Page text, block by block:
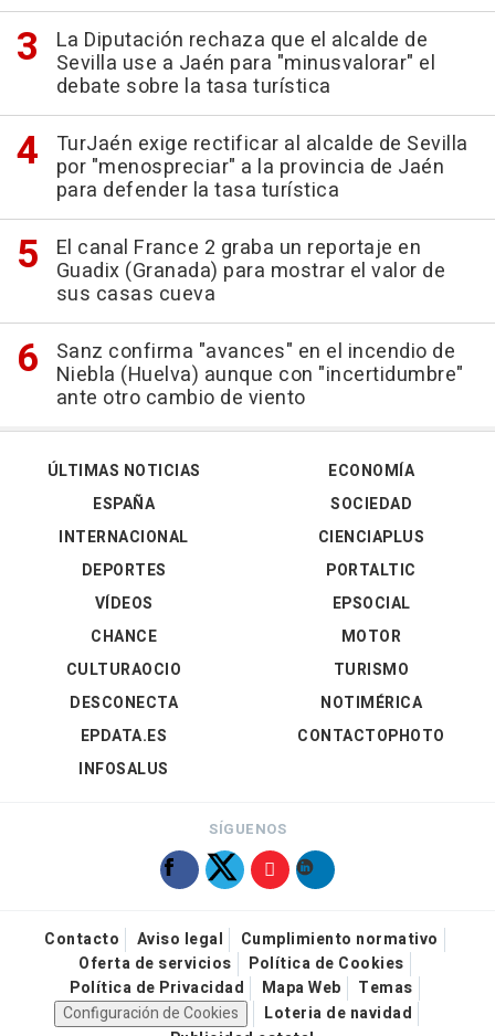
La Diputación rechaza que el alcalde de
Sevilla use a Jaén para "minusvalorar" el
debate sobre la tasa turística
TurJaén exige rectificar al alcalde de Sevilla
por "menospreciar" a la provincia de Jaén
para defender la tasa turística
El canal France 2 graba un reportaje en
Guadix (Granada) para mostrar el valor de
sus casas cueva
Sanz confirma "avances" en el incendio de
Niebla (Huelva) aunque con "incertidumbre"
ante otro cambio de viento
ÚLTIMAS NOTICIAS
ESPAÑA
INTERNACIONAL
DEPORTES
VÍDEOS
ECONOMÍA
SOCIEDAD
CIENCIAPLUS
PORTALTIC
EPSOCIAL
CHANCE
CULTURAOCIO
DESCONECTA
EPDATA.ES
INFOSALUS
MOTOR
TURISMO
NOTIMÉRICA
CONTACTOPHOTO
SÍGUENOS
Contacto Aviso legal
Cumplimiento normativo
Oferta de servicios
Política de Cookies
Política de Privacidad
Mapa Web
Temas
Configuración de Cookies
Loteria de navidad